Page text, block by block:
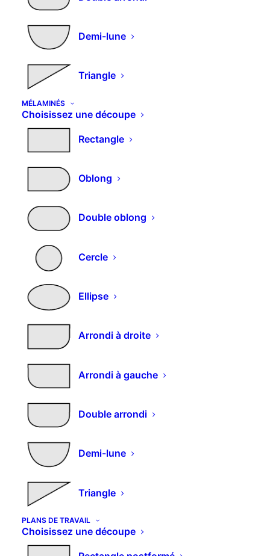
Demi-lune
Triangle
MÉLAMINÉS
Choisissez une découpe
Rectangle
Oblong
Double oblong
Cercle
Ellipse
Arrondi à droite
Arrondi à gauche
Double arrondi
Demi-lune
Triangle
PLANS DE TRAVAIL
Choisissez une découpe
produit
variations.
Les
options
peuvent
choisies
page
produit
Crayon feutre retouche ILLICOLOR
Infos
Contacts
Comment commande
Couleurs et décors
Expédition et livraison